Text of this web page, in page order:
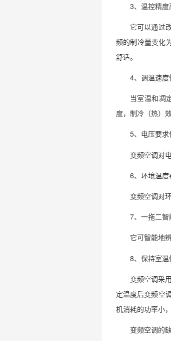
3、温控精度
它可以通过
频的制冷量变化
舒适。
4、调温速度
当室温和凋
度，制冷（热）
5、电压要求
变频空调对
6、环境温度
变频空调对
7、一拖二智
它可智能地
8、保持室温
变频空调采
定温度后变频空
机消耗的功率小
变频空调的缺